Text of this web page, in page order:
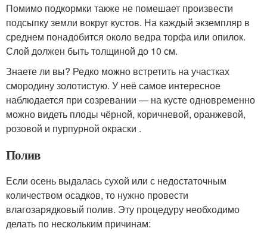
Помимо подкормки также не помешает произвести
подсыпку земли вокруг кустов. На каждый экземпляр в
среднем понадобится около ведра торфа или опилок.
Слой должен быть толщиной до 10 см.
Знаете ли вы? Редко можно встретить на участках
смородину золотистую. У неё самое интересное
наблюдается при созревании — на кусте одновременно
можно видеть плоды чёрной, коричневой, оранжевой,
розовой и пурпурной окраски .
Полив
Если осень выдалась сухой или с недостаточным
количеством осадков, то нужно провести
влагозарядковый полив. Эту процедуру необходимо
делать по нескольким причинам: